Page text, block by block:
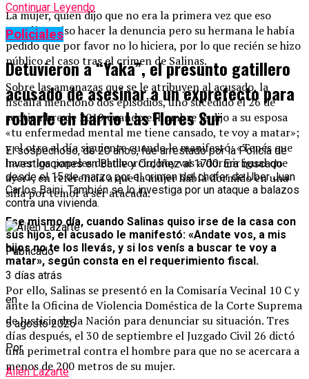
La mujer, quien dijo que no era la primera vez que eso
sucedía, quiso hacer la denuncia pero su hermana le había
pedido que por favor no lo hiciera, por lo que recién se hizo
público el caso tras el crimen de Salinas.
Sobre las amenazas que se le atribuyen al acusado, la
fiscalía mencionó dos episodios, uno sucedido el 26 de
septiembre de 2019 cuando el hombre le dijo a su esposa
«tu enfermedad mental me tiene cansado, te voy a matar»;
y el otro al día siguiente cuando le manifestó: «Tenés que
hacer los papeles del divorcio, hoy vas a dormir igual que
ayer», en referencia a que la mujer había dormido en una
silla por temor a ser atacada.
Ese mismo día, cuando Salinas quiso irse de la casa con
sus hijos, el acusado le manifestó: «Andate vos, a mis
hijos no te los llevás, y si los venís a buscar te voy a
matar», según consta en el requerimiento fiscal.
Por ello, Salinas se presentó en la Comisaría Vecinal 10 C y
ante la Oficina de Violencia Doméstica de la Corte Suprema
de Justicia de la Nación para denunciar su situación. Tres
días después, el 30 de septiembre el Juzgado Civil 26 dictó
una perimetral contra el hombre para que no se acercara a
menos de 200 metros de su mujer.
Continuar Leyendo
Policiales
Detuvieron a “Yaka”, el presunto gatillero
acusado de asesinar a un exprefecto para
robarle en barrio Las Flores Sur
El sospechoso, de 20 años, fue arrestado por la Policía de
Investigaciones en Batlle y Ordóñez al 1700. Era buscado
desde el 15 de marzo por el crimen del chofer de Uber Juan
Carlos Baini. También se lo investiga por un ataque a balazos
contra una vivienda.
Publicado
3 días atrás
en
5 agosto 2026
Por
Ailén Lazarte